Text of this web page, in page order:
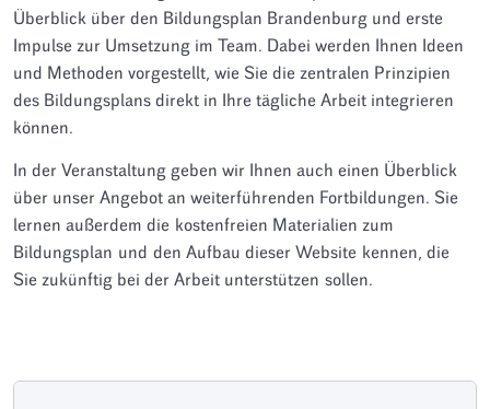
Überblick über den Bildungsplan Brandenburg und erste
Impulse zur Umsetzung im Team. Dabei werden Ihnen Ideen
und Methoden vorgestellt, wie Sie die zentralen Prinzipien
des Bildungsplans direkt in Ihre tägliche Arbeit integrieren
können.
In der Veranstaltung geben wir Ihnen auch einen Überblick
über unser Angebot an weiterführenden Fortbildungen. Sie
lernen außerdem die kostenfreien Materialien zum
Bildungsplan und den Aufbau dieser Website kennen, die
Sie zukünftig bei der Arbeit unterstützen sollen.